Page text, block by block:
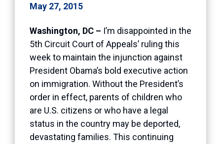
May 27, 2015
Washington, DC – I’m disappointed in the
5th Circuit Court of Appeals’ ruling this
week to maintain the injunction against
President Obama’s bold executive action
on immigration. Without the President’s
order in effect, parents of children who
are U.S. citizens or who have a legal
status in the country may be deported,
devastating families. This continuing